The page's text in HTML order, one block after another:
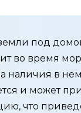
под
во время
наличия в
и может
что